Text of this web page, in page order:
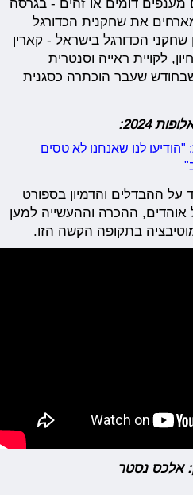
מענפים דומים או זהים - בגרסה
את שחקנית הכדורגל
שחקני הכדורגל בישראל - קארין
לקויית ראייה וסנטרית
שעבר הוכתרה כסגנית
2024:
"הודיעו לנו שאנחנו לא טסים
ההבדלים והדמיון בספורט
אוהדים, ההכרה וההעשייה למען
בתקופה הקשה הזו.
אלכס נסטר